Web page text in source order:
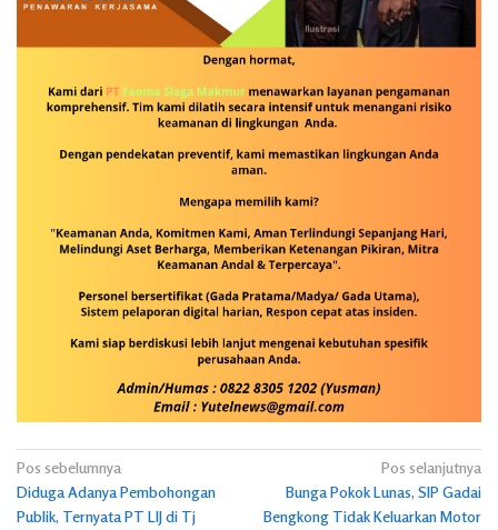
Navigasi
pos
Pos sebelumnya
Diduga Adanya Pembohongan
Publik, Ternyata PT LIJ di Tj
Pos selanjutnya
Bunga Pokok Lunas, SIP Gadai
Bengkong Tidak Keluarkan Motor